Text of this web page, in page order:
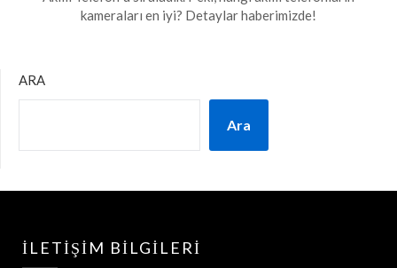
Temmuz
kameraları en iyi? Detaylar haberimizde!
ARA
Ara
İLETIŞIM BILGILERI